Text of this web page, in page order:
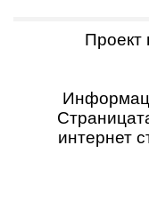
Проект
интернет